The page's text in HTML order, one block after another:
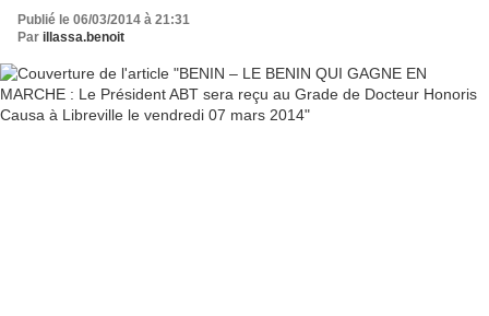
07 mars 2014
Publié le 06/03/2014 à 21:31
Par illassa.benoit